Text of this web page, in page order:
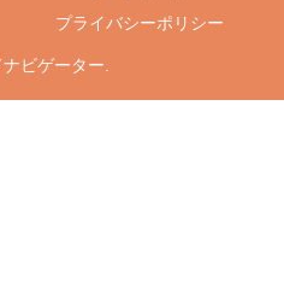
プライバシーポリシー
ビゲーター.